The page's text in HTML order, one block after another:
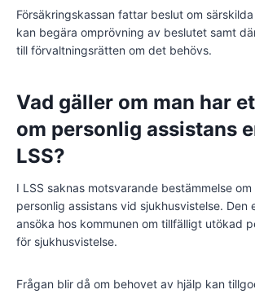
Försäkringskassan fattar beslut om
kan begära omprövning av beslutet samt
till förvaltningsrätten om det behövs.
Vad gäller om man har
om personlig assistans
LSS?
I LSS saknas motsvarande bestämmelse
personlig assistans vid sjukhusvistelse. Den
ansöka hos kommunen om tillfälligt utökad
för sjukhusvistelse.
Frågan blir då om behovet av hjälp kan